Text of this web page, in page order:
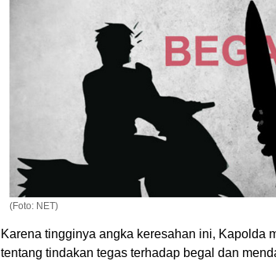
(Foto: NET)
Karena tingginya angka keresahan ini, Kapolda
tentang tindakan tegas terhadap begal dan